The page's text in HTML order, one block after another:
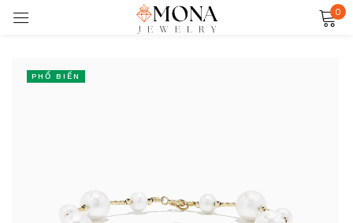
0
PHỔ BIẾN